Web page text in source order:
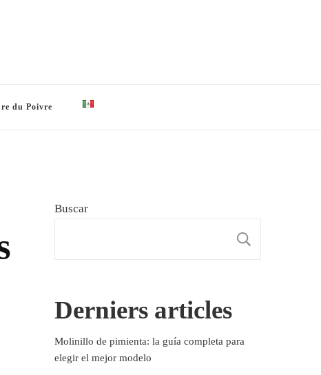
du Poivre
Buscar
Derniers articles
Molinillo de pimienta: la guía completa para
elegir el mejor modelo